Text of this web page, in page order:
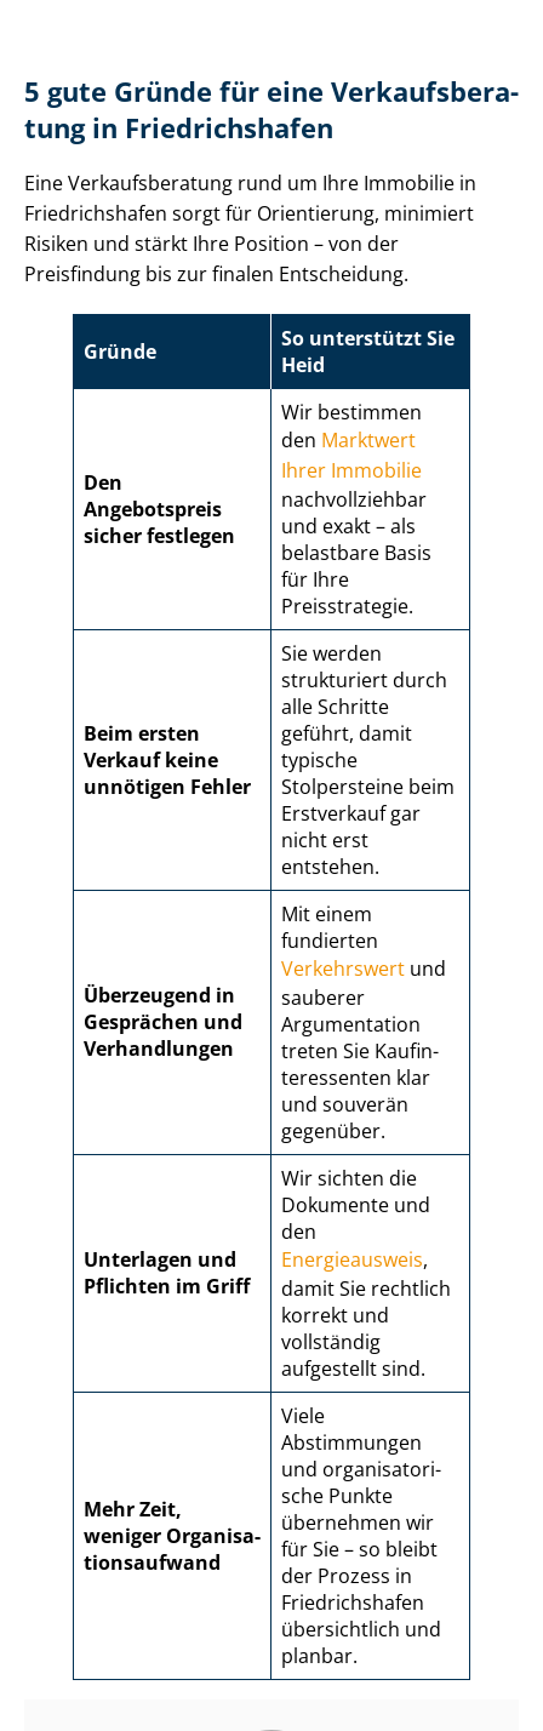
5 gute Gründe für eine Ver­kaufs­be­ra­
tung in Friedrichshafen
Eine Ver­kaufs­be­ra­tung rund um Ihre Immobilie in
Friedrichshafen sorgt für Orientierung, minimiert
Risiken und stärkt Ihre Position – von der
Preisfindung bis zur finalen Entscheidung.
Gründe
So unterstützt Sie
Heid
Den
Angebotspreis
sicher festlegen
Wir bestimmen
den Marktwert
Ihrer Immobilie
nachvollziehbar
und exakt – als
belastbare Basis
für Ihre
Preisstrategie.
Beim ersten
Verkauf keine
unnötigen Fehler
Sie werden
strukturiert durch
alle Schritte
geführt, damit
typische
Stolpersteine beim
Erstverkauf gar
nicht erst
entstehen.
Überzeugend in
Gesprächen und
Verhandlungen
Mit einem
fundierten
Verkehrswert und
sauberer
Argumentation
treten Sie Kauf­in­
ter­es­sen­ten klar
und souverän
gegenüber.
Unterlagen und
Pflichten im Griff
Wir sichten die
Dokumente und
den
Energieausweis,
damit Sie rechtlich
korrekt und
vollständig
aufgestellt sind.
Mehr Zeit,
weniger Or­ga­ni­sa­
ti­ons­auf­wand
Viele
Abstimmungen
und or­ga­ni­sa­to­ri­
sche Punkte
übernehmen wir
für Sie – so bleibt
der Prozess in
Friedrichshafen
übersichtlich und
planbar.